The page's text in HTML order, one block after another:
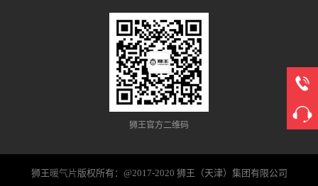
狮王官方二维码
狮王 暖气片版权所有：@2017-2020 狮王（天津）集团有限公司